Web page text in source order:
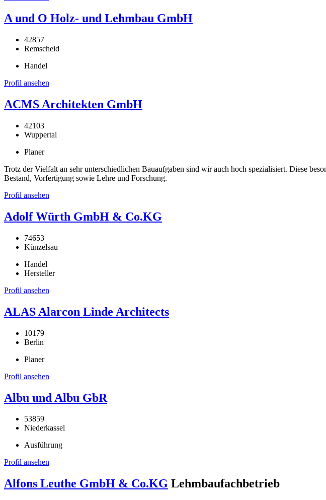
A und O Holz- und Lehmbau GmbH
42857
Remscheid
Handel
Profil ansehen
ACMS Architekten GmbH
42103
Wuppertal
Planer
Trotz der Vielfalt an sehr unterschiedlichen Bauaufgaben sind wir auch hoch spezialisiert. Diese
Bestand, Vorfertigung sowie Lehre und Forschung.
Profil ansehen
Adolf Würth GmbH & Co.KG
74653
Künzelsau
Handel
Hersteller
Profil ansehen
ALAS Alarcon Linde Architects
10179
Berlin
Planer
Profil ansehen
Albu und Albu GbR
53859
Niederkassel
Ausführung
Profil ansehen
Alfons Leuthe GmbH & Co.KG Lehmbaufachbetrieb